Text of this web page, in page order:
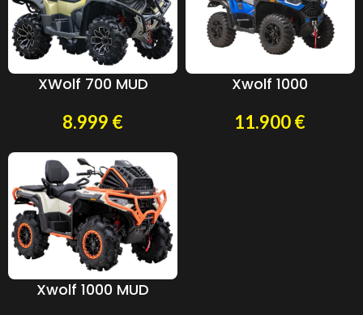
XWolf 700 MUD
8.999 €
Xwolf 1000
11.900€
Xwolf 1000 MUD